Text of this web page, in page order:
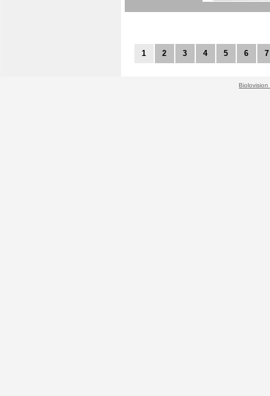
1 2 3 4 5 6 7
Biolovision